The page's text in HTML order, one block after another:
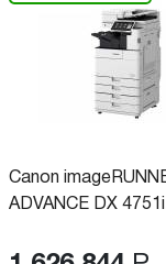
Canon
ADVANCE DX